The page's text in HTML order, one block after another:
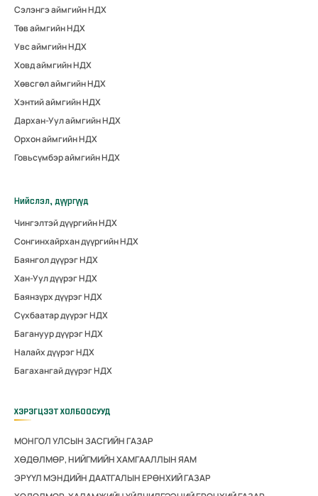
Сэлэнгэ аймгийн НДХ
Төв аймгийн НДХ
Увс аймгийн НДХ
Ховд аймгийн НДХ
Хөвсгөл аймгийн НДХ
Хэнтий аймгийн НДХ
Дархан-Уул аймгийн НДХ
Орхон аймгийн НДХ
Говьсүмбэр аймгийн НДХ
Нийслэл, дүүргүүд
Чингэлтэй дүүргийн НДХ
Сонгинхайрхан дүүргийн НДХ
Баянгол дүүрэг НДХ
Хан-Уул дүүрэг НДХ
Баянзүрх дүүрэг НДХ
Сүхбаатар дүүрэг НДХ
Багануур дүүрэг НДХ
Налайх дүүрэг НДХ
Багахангай дүүрэг НДХ
ХЭРЭГЦЭЭТ ХОЛБООСУУД
МОНГОЛ УЛСЫН ЗАСГИЙН ГАЗАР
ХӨДӨЛМӨР, НИЙГМИЙН ХАМГААЛЛЫН ЯАМ
ЭРҮҮЛ МЭНДИЙН ДААТГАЛЫН ЕРӨНХИЙ ГАЗАР